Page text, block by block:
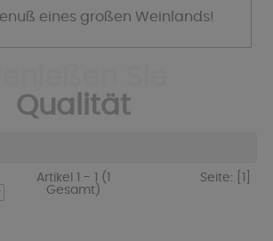
eines großen Weinlands!
Qualität
Artikel 1 - 1 (1
Gesamt)
Seite: